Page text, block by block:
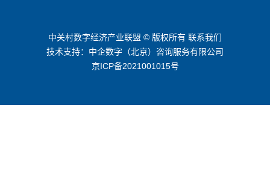
中关村数字经济产业联盟 © 版权所有 联系我们
技术支持：中企数字（北京）咨询服务有限公司
京ICP备2021001015号